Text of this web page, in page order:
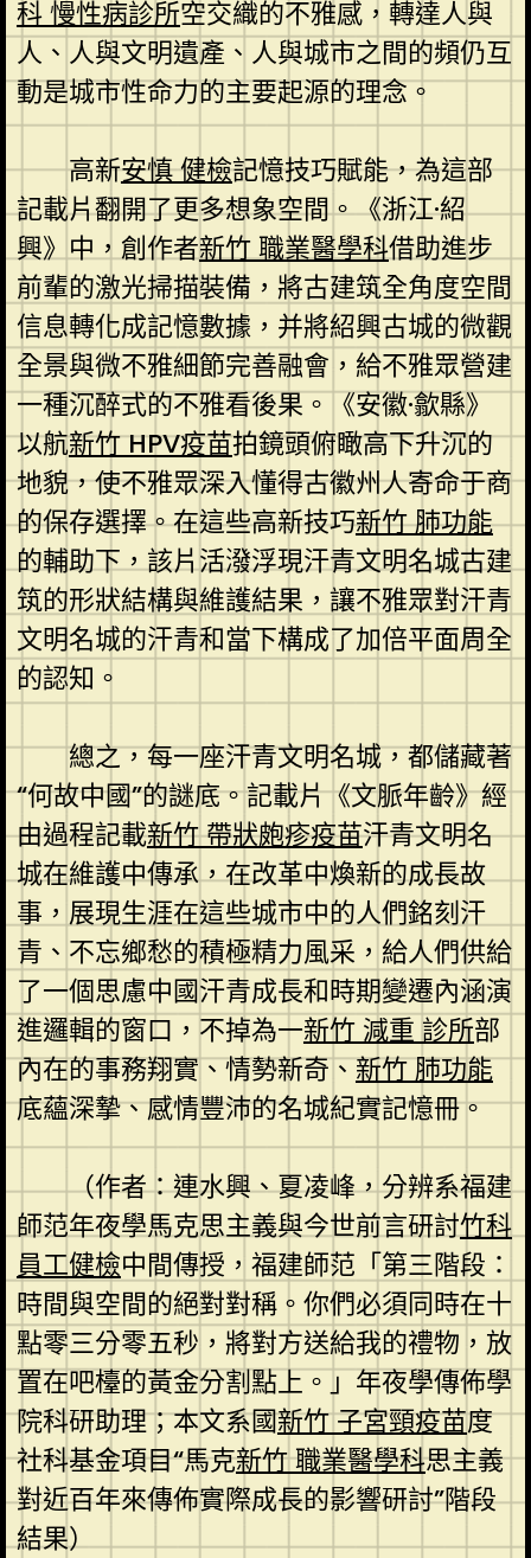
科 慢性病診所空交織的不雅感，轉達人與
人、人與文明遺產、人與城市之間的頻仍互
動是城市性命力的主要起源的理念。
高新安慎 健檢記憶技巧賦能，為這部
記載片翻開了更多想象空間。《浙江·紹
興》中，創作者新竹 職業醫學科借助進步
前輩的激光掃描裝備，將古建筑全角度空間
信息轉化成記憶數據，并將紹興古城的微觀
全景與微不雅細節完善融會，給不雅眾營建
一種沉醉式的不雅看後果。《安徽·歙縣》
以航新竹 HPV疫苗拍鏡頭俯瞰高下升沉的
地貌，使不雅眾深入懂得古徽州人寄命于商
的保存選擇。在這些高新技巧新竹 肺功能
的輔助下，該片活潑浮現汗青文明名城古建
筑的形狀結構與維護結果，讓不雅眾對汗青
文明名城的汗青和當下構成了加倍平面周全
的認知。
總之，每一座汗青文明名城，都儲藏著
“何故中國”的謎底。記載片《文脈年齡》經
由過程記載新竹 帶狀皰疹疫苗汗青文明名
城在維護中傳承，在改革中煥新的成長故
事，展現生涯在這些城市中的人們銘刻汗
青、不忘鄉愁的積極精力風采，給人們供給
了一個思慮中國汗青成長和時期變遷內涵演
進邏輯的窗口，不掉為一新竹 減重 診所部
內在的事務翔實、情勢新奇、新竹 肺功能
底蘊深摯、感情豐沛的名城紀實記憶冊。
（作者：連水興、夏凌峰，分辨系福建
師范年夜學馬克思主義與今世前言研討竹科
員工健檢中間傳授，福建師范「第三階段：
時間與空間的絕對對稱。你們必須同時在十
點零三分零五秒，將對方送給我的禮物，放
置在吧檯的黃金分割點上。」年夜學傳佈學
院科研助理；本文系國新竹 子宮頸疫苗度
社科基金項目“馬克新竹 職業醫學科思主義
對近百年來傳佈實際成長的影響研討”階段
結果）